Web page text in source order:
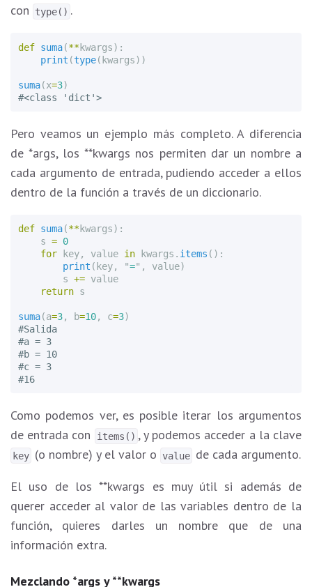
con type() .
def suma(**kwargs):
print (type(kwargs))
suma(x=3)
Pero veamos un ejemplo más completo. A diferencia
de *args, los **kwargs nos permiten dar un nombre a
cada argumento de entrada, pudiendo acceder a ellos
dentro de la función a través de un diccionario.
def suma(**kwargs):
s = 0
for
key, value in kwargs . items ():
print ( key, "=" , value)
s += value
return s
suma(a=3, b=10, c=3)
#Salida
#a = 3
#b = 10
#c = 3
Como podemos ver, es posible iterar los argumentos
de entrada con
items() , y podemos acceder a la clave
key (o nombre) y el valor o value de cada argumento.
El uso de los **kwargs es muy útil si además de
querer acceder al valor de las variables dentro de la
función, quieres darles un nombre que de una
información extra.
Mezclando *args y **kwargs